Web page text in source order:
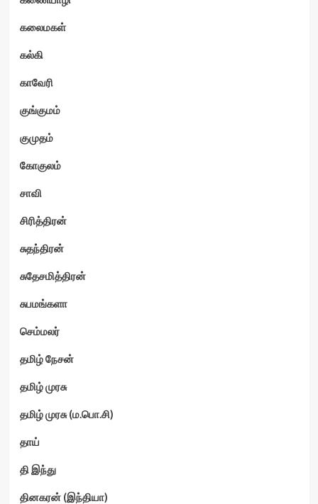
கலைமகள்
கல்கி
காவேரி
குங்குமம்
குமுதம்
கோகுலம்
சாவி
சிரித்திரன்
சுதந்திரன்
சுதேசமித்திரன்
சுபமங்களா
செம்மலர்
தமிழ் நேசன்
தமிழ் முரசு
தமிழ் முரசு (ம.பொ.சி)
தாய்
தி இந்து
தினகரன் (இந்தியா)